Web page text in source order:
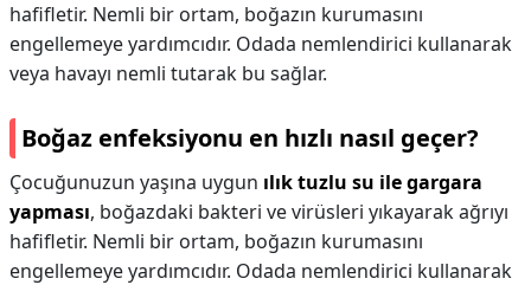
hafifletir. Nemli bir ortam, boğazın kurumasını
engellemeye yardımcıdır. Odada nemlendirici kullanarak
veya havayı nemli tutarak bu sağlar.
Boğaz enfeksiyonu en hızlı nasıl geçer?
Çocuğunuzun yaşına uygun ılık tuzlu su ile gargara
yapması, boğazdaki bakteri ve virüsleri yıkayarak ağrıyı
hafifletir. Nemli bir ortam, boğazın kurumasını
engellemeye yardımcıdır. Odada nemlendirici kullanarak